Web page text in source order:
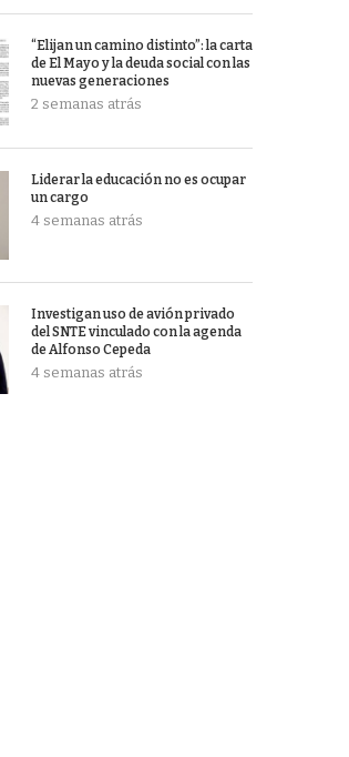
“Elijan un camino distinto”: la carta
de El Mayo y la deuda social con las
nuevas generaciones
2 semanas atrás
Liderar la educación no es ocupar
un cargo
4 semanas atrás
Investigan uso de avión privado
del SNTE vinculado con la agenda
de Alfonso Cepeda
4 semanas atrás